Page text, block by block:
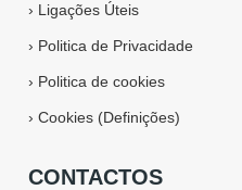
› Ligações Úteis
› Politica de Privacidade
› Politica de cookies
›Cookies (Definições)
CONTACTOS